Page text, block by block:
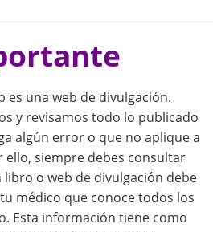
es una web de divulgación.
y revisamos todo lo publicado
algún error o que no aplique a
ello, siempre debes consultar
o web de divulgación debe
médico que conoce todos los
Esta información tiene como